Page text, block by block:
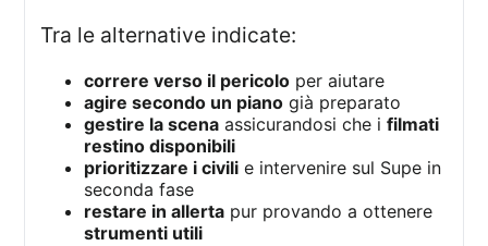
Tra le alternative indicate:
correre verso il pericolo per aiutare
agire secondo un piano già preparato
gestire la scena assicurandosi che ifilmati
restino disponibili
prioritizzare i civili e intervenire sul Supe in
seconda fase
restare in allerta pur provando a ottenere
strumenti utili